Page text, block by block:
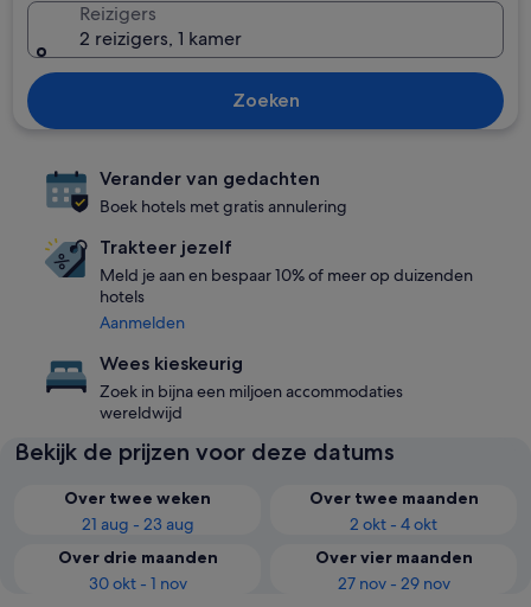
Reizigers
2 reizigers, 1 kamer
Zoeken
Verander van gedachten
Boek hotels met gratis annulering
Trakteer jezelf
Meld je aan en bespaar 10% of meer op duizenden
hotels
Aanmelden
Wees kieskeurig
Zoek in bijna een miljoen accommodaties
wereldwijd
Bekijk de prijzen voor deze datums
Over twee weken
21 aug - 23 aug
Over twee maanden
2 okt - 4 okt
Over drie maanden
30 okt - 1 nov
Over vier maanden
27 nov - 29 nov